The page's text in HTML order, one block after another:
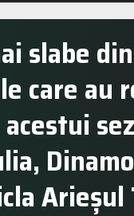
slabe
care au
Arieșul